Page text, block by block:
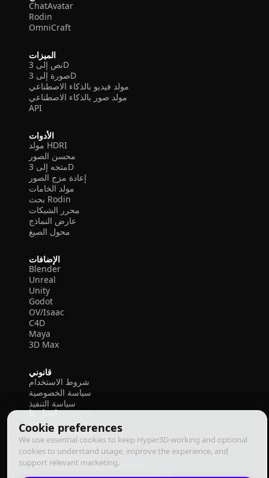
Cookie preferences
We use essential cookies to keep Hyper3D working and optional
cookies to understand usage, improve the experience, and
support relevant marketing.
ChatAvatar
Rodin
OmniCraft
الميزات
نص إلى 3D
صورة إلى 3D
مولد فيديو بالذكاء الاصطناعي
مولد صور بالذكاء الاصطناعي
API
الأدوات
مولد HDRI
محسن الصور
متجه إلى 3D
إعادة مزج الصور
مولد الخامات
بحث Rodin
محرر الشبكات
عارض النماذج
محول الصيغ
الإضافات
Blender
Unreal
Unity
Godot
OV/Isaac
C4D
Maya
3D Max
قانوني
شروط الاستخدام
سياسة الخصوصية
سياسة التنفيذ
اتصل بنا